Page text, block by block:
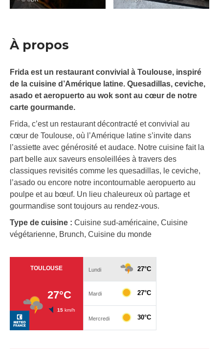
À propos
Frida est un restaurant convivial à Toulouse, inspiré
de la cuisine d’Amérique latine. Quesadillas, ceviche,
asado et aeropuerto au wok sont au cœur de notre
carte gourmande.
Frida, c’est un restaurant décontracté et convivial au
cœur de Toulouse, où l’Amérique latine s’invite dans
l’assiette avec générosité et audace. Notre cuisine fait la
part belle aux saveurs ensoleillées à travers des
classiques revisités comme les quesadillas, le ceviche,
l’asado ou encore notre incontournable aeropuerto au
poulpe et au bœuf. Un lieu chaleureux où partage et
gourmandise sont toujours au rendez-vous.
Type de cuisine : Cuisine sud-américaine, Cuisine
végétarienne, Brunch, Cuisine du monde